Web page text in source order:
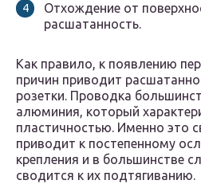
Отхождение от
расшатанность.
Как правило, к появлению
причин приводит
розетки. Проводка
алюминия, который
пластичностью. Именно это
приводит к постепенному
крепления и в большинстве
сводится к их подтягиванию.